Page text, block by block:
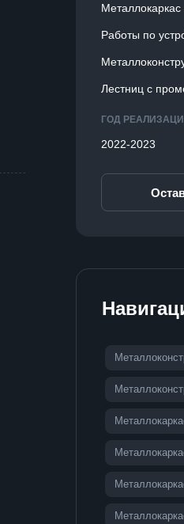
Металлокаркас
Работы по
Лестниц с
ГОД
2022-2023